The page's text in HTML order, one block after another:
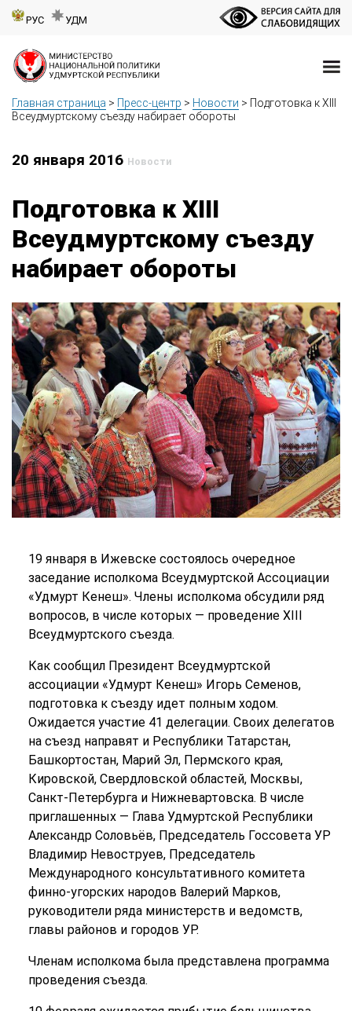
РУС УДМ
Главная страница > Пресс-центр > Новости > Подготовка к XIII
Всеудмуртскому съезду набирает обороты
20 января 2016 Новости
Подготовка к XIII
Всеудмуртскому съезду
набирает обороты
19 января в Ижевске состоялось очередное
заседание исполкома Всеудмуртской Ассоциации
«Удмурт Кенеш». Члены исполкома обсудили ряд
вопросов, в числе которых — проведение XIII
Всеудмуртского съезда.
Как сообщил Президент Всеудмуртской
ассоциации «Удмурт Кенеш» Игорь Семенов,
подготовка к съезду идет полным ходом.
Ожидается участие 41 делегации. Своих делегатов
на съезд направят и Республики Татарстан,
Башкортостан, Марий Эл, Пермского края,
Кировской, Свердловской областей, Москвы,
Санкт-Петербурга и Нижневартовска. В числе
приглашенных — Глава Удмуртской Республики
Александр Соловьёв, Председатель Госсовета УР
Владимир Невоструев, Председатель
Международного консультативного комитета
финно-угорских народов Валерий Марков,
руководители ряда министерств и ведомств,
главы районов и городов УР.
Членам исполкома была представлена программа
проведения съезда.